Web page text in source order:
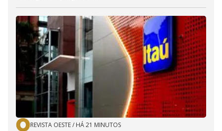
REVISTA OESTE/ HÁ 21 MINUTOS